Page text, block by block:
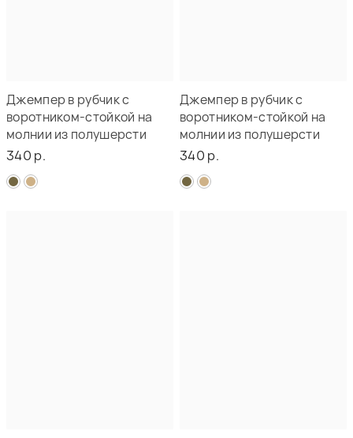
Джемпер в рубчик с
воротником-стойкой на
молнии из полушерсти
340 р.
Джемпер в рубчик с
воротником-стойкой на
молнии из полушерсти
340 р.